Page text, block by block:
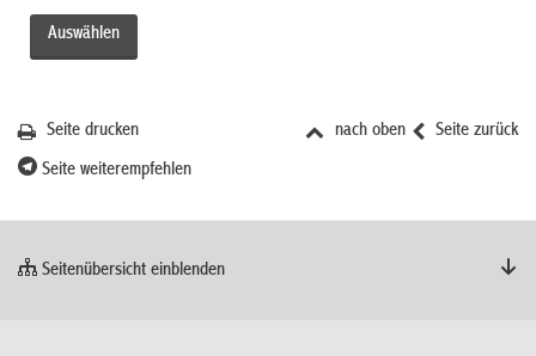
Seite zurück
nach oben
Seite drucken
Seite weiterempfehlen
Seitenübersicht einblenden